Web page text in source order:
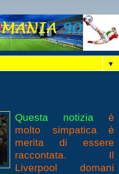
▼
Questa notizia è
molto simpatica è
merita di essere
raccontata. Il
Liverpool domani